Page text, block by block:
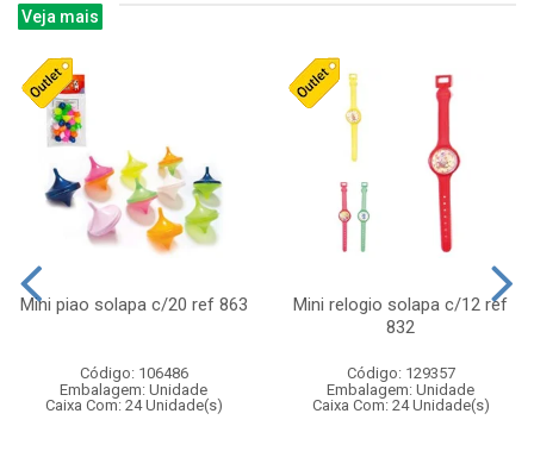
Veja mais
Mini piao solapa c/20 ref 863
Código: 106486
Embalagem: Unidade
Caixa Com: 24 Unidade(s)
Mini relogio solapa c/12 ref
832
Código: 129357
Embalagem: Unidade
Caixa Com: 24 Unidade(s)